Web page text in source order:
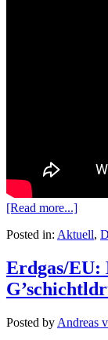
[Read more...]
Posted in: Aktuell,
Erdgas/EU:
Posted by Andreas